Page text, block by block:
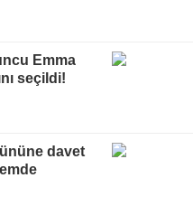
Emma
seçildi!
davet